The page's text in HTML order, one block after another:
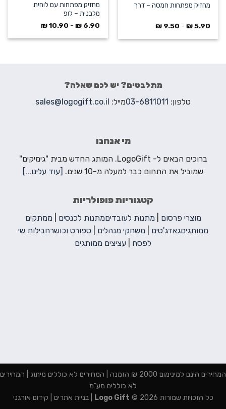
מחזיק מפתחות חמסה – דרך
5.90
₪
-
9.50
₪
מחזיק מפתחות עם לוחית
מלבנית – לופ
6.90
₪
-
10.90
₪
מתלבטים? יש לכם שאלה?
טלפון: 03-6811011מייל: sales@logogift.co.il
מי אנחנו
ברוכים הבאים ל- LogoGift. המותג החדש מבית "גימיקים"
שמוביל את התחום כבר למעלה מ-10 שנים.
[עוד עלינו...]
קטגוריות פופולריות
מוצרי פרסום מתנות לעובדיםמתנות לכנסים
ממתקים
ממותגיםגאדג'טים משחקי מנהלים ספורט וכושרחבילות שי
לפסח
עציצים ממותגים
המחירים הינם למינימום 2000 ₪ הזמנה | המחירים לא כוללים מיתוג | המחירים
לא כוללים מע"מ
כל הזכויות שמורות 2026 ©
Logo Gift
|בניית אתרים קידום אורגני